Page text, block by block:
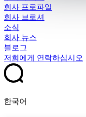
회사 프로파일
회사 브로셔
소식
회사 뉴스
블로그
저희에게 연락하십시오
한국어